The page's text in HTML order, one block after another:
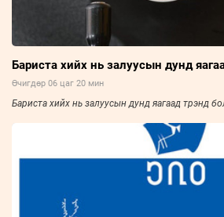
Бариста хийх нь залуусын дунд
Өчигдөр 06 цаг 20 мин
Бариста хийх нь залуусын дунд яагаад трэнд